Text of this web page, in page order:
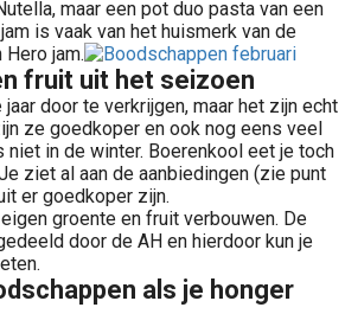
maar een pot duo pasta van een
is vaak van het huismerk van de
jam.
fruit uit het seizoen
door te verkrijgen, maar het zijn echt
ze goedkoper en ook nog eens veel
niet in de winter. Boerenkool eet je toch
ziet al aan de aanbiedingen (zie punt
er goedkoper zijn.
groente en fruit verbouwen. De
door de AH en hierdoor kun je
als je honger